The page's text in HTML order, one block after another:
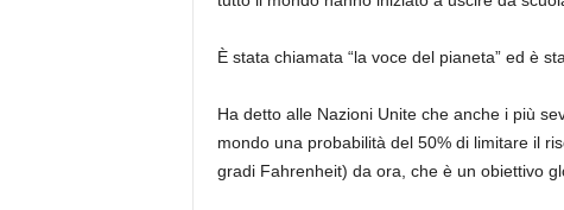
È stata chiamata “la voce del pianeta” ed è
Ha detto alle Nazioni Unite che anche i più
mondo una probabilità del 50% di limitare il
gradi Fahrenheit) da ora, che è un obiettivo